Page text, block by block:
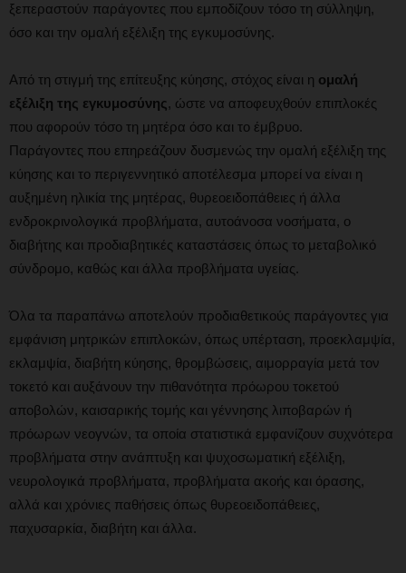
ξεπεραστούν παράγοντες που εμποδίζουν τόσο τη σύλληψη,
όσο και την ομαλή εξέλιξη της εγκυμοσύνης.
Από τη στιγμή της επίτευξης κύησης, στόχος είναι η ομαλή
εξέλιξη της εγκυμοσύνης , ώστε να αποφευχθούν επιπλοκές
που αφορούν τόσο τη μητέρα όσο και το έμβρυο.
Παράγοντες που επηρεάζουν δυσμενώς την ομαλή εξέλιξη της
κύησης και το περιγεννητικό αποτέλεσμα μπορεί να είναι η
αυξημένη ηλικία της μητέρας, θυρεοειδοπάθειες ή άλλα
ενδροκρινολογικά προβλήματα, αυτοάνοσα νοσήματα, ο
διαβήτης και προδιαβητικές καταστάσεις όπως το μεταβολικό
σύνδρομο, καθώς και άλλα προβλήματα υγείας.
Όλα τα παραπάνω αποτελούν προδιαθετικούς παράγοντες για
εμφάνιση μητρικών επιπλοκών, όπως υπέρταση, προεκλαμψία,
εκλαμψία, διαβήτη κύησης, θρομβώσεις, αιμορραγία μετά τον
τοκετό και αυξάνουν την πιθανότητα πρόωρου τοκετού
αποβολών, καισαρικής τομής και γέννησης λιποβαρών ή
πρόωρων νεογνών, τα οποία στατιστικά εμφανίζουν συχνότερα
προβλήματα στην ανάπτυξη και ψυχοσωματική εξέλιξη,
νευρολογικά προβλήματα, προβλήματα ακοής και όρασης,
αλλά και χρόνιες παθήσεις όπως θυρεοειδοπάθειες,
παχυσαρκία, διαβήτη και άλλα.